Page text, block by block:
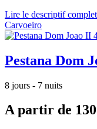
Lire le descriptif
Carvoeiro
Pestana Dom
8 jours - 7 nuits
A partir de